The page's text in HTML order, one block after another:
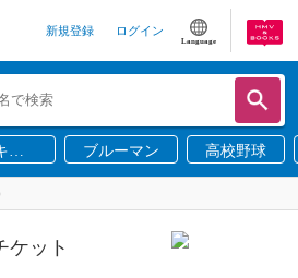
新規登録 ログイン
Language
ニ
ブルーマン 高校野球
ケット